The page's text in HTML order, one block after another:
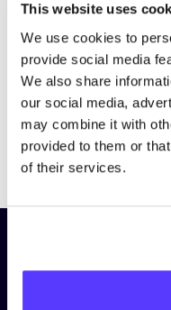
This website uses
We use cookies to
provide social media
We also share
our social media,
may combine it with
provided to them or
of their services.
Schrijf je in
en blijf op de